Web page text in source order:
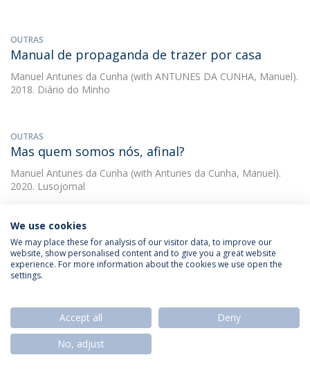
OUTRAS
Manual de propaganda de trazer por casa
Manuel Antunes da Cunha (with ANTUNES DA CUNHA, Manuel).
2018. Diário do Minho
OUTRAS
Mas quem somos nós, afinal?
Manuel Antunes da Cunha (with Antunes da Cunha, Manuel).
2020. Lusojornal
OUTRAS
Media and portuguese in France
Manuel Antunes da Cunha2002. Diasporic minorities and their
media in Europe – European media technology and everyday life
Media, política e espectáculo
We use cookies
We may place these for analysis of our visitor data, to improve our
website, show personalised content and to give you a great website
experience. For more information about the cookies we use open the
settings.
Accept all
Deny
No, adjust